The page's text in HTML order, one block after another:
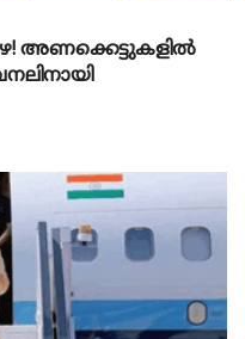
അണക്കെട്ടുകളിൽ